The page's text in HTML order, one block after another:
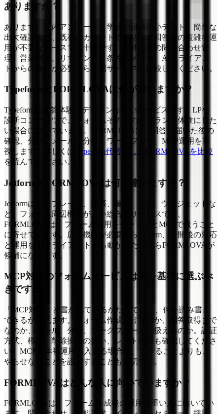
ありますか？
あります。社内アンケート、学校や研修の小テスト、簡単な
出欠確認など、既存アカウントで完結し、回答後の複雑な運
用が不要なケースでは十分です。社外向けの問い合わせ管
理、営業対応、リマインド、条件別メール、AIクライアン
トからの操作が必要なら、別サービスも比較してください。
TypeformとFORMLOVAは何が違いますか？
Typeformは回答体験のデザインが強いサービスです。LPや
診断コンテンツで、フォームそのものをブランド体験にした
い場合に向いています。FORMLOVAは、回答が届いた後の
確認、分類、メール、分析、ワークフロー、MCP運用を重
視します。詳しくは
Typeform代替としてFORMLOVAを比較
を読んでください。
JotformとFORMLOVAは何が違いますか？
Jotformはテンプレート、決済、署名、PDF、ウィジェットな
ど、フォーム周辺機能が広い総合型サービスです。
FORMLOVAは、フォーム運用をチャットとMCPで扱うこと
に寄せています。広い機能が必要ならJotform、公開後の対応
と運用をAIクライアントから動かしたいならFORMLOVAが
候補になります。
MCP対応のフォームサービスは何を基準に選ぶべ
きですか？
「MCP対応」と書かれているかだけでなく、何を読み書き
できるかを見ます。フォーム作成だけなのか、回答取得まで
なのか、メール、分析、ワークフローまで扱えるのか。認証
方式、権限、削除操作の扱い、レート制限も確認してくださ
い。MCPを本番運用に入れる場合は、できることよりも、
やらせないことを設計することも大切です。
FORMLOVAはどんな人に向いていますか？
FORMLOVAは、フォーム作成後の運用が重い人に向いてい